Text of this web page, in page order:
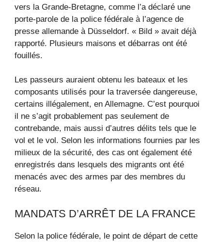
vers la Grande-Bretagne, comme l’a déclaré une
porte-parole de la police fédérale à l’agence de
presse allemande à Düsseldorf. « Bild » avait déjà
rapporté. Plusieurs maisons et débarras ont été
fouillés.
Les passeurs auraient obtenu les bateaux et les
composants utilisés pour la traversée dangereuse,
certains illégalement, en Allemagne. C’est pourquoi
il ne s’agit probablement pas seulement de
contrebande, mais aussi d’autres délits tels que le
vol et le vol. Selon les informations fournies par les
milieux de la sécurité, des cas ont également été
enregistrés dans lesquels des migrants ont été
menacés avec des armes par des membres du
réseau.
MANDATS D’ARRÊT DE LA FRANCE
Selon la police fédérale, le point de départ de cette